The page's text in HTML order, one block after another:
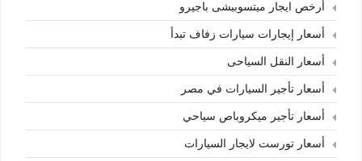
أرخص ايجار ميتسوبيشى باجيرو
أسعار إيجارات سيارات زفاف تبدأ
أسعار النقل السياحى
أسعار تأجير السيارات في مصر
أسعار تأجير ميكروباص سياحي
أسعار تورست لايجار السيارات